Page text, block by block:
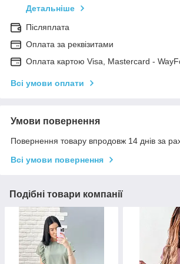
Детальніше
Післяплата
Оплата за реквізитами
Оплата картою Visa, Mastercard -
Всі умови оплати
Умови повернення
Повернення товару впродовж 14 днів за
Всі умови повернення
Подібні товари компанії